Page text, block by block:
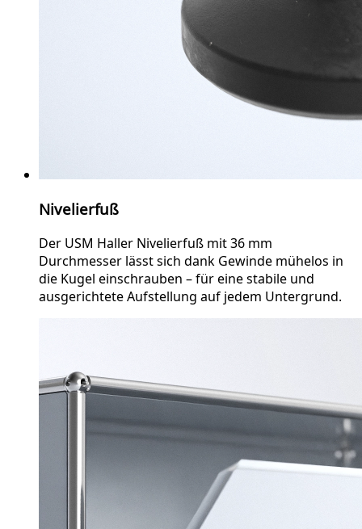
Nivelierfuß
Der USM Haller Nivelierfuß mit 36 mm
Durchmesser lässt sich dank Gewinde mühelos in
die Kugel einschrauben – für eine stabile und
ausgerichtete Aufstellung auf jedem Untergrund.